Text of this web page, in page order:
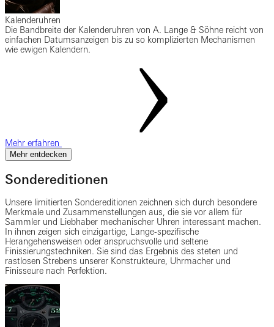
Kalenderuhren
Die Bandbreite der Kalenderuhren von A. Lange & Söhne reicht von
einfachen Datumsanzeigen bis zu so komplizierten Mechanismen
wie ewigen Kalendern.
Mehr erfahren
Mehr entdecken
Sondereditionen
Unsere limitierten Sondereditionen zeichnen sich durch besondere
Merkmale und Zusammenstellungen aus, die sie vor allem für
Sammler und Liebhaber mechanischer Uhren interessant machen.
In ihnen zeigen sich einzigartige, Lange-spezifische
Herangehensweisen oder anspruchsvolle und seltene
Finissierungstechniken. Sie sind das Ergebnis des steten und
rastlosen Strebens unserer Konstrukteure, Uhrmacher und
Finisseure nach Perfektion.